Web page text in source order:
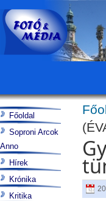
Főoldal
Soproni Arcok
Anno
Hírek
Krónika
Kritika